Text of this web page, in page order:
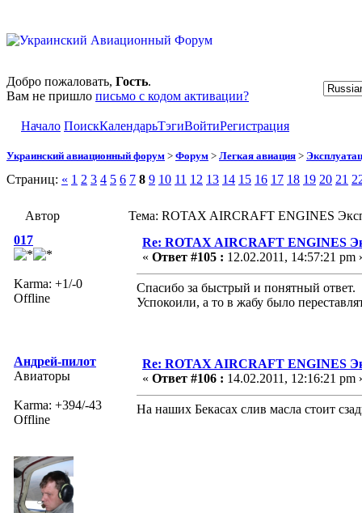
Добро пожаловать, Гость.
Вам не пришло письмо с кодом активации?
Начало ПоискКалендарьТэгиВойтиРегистрация
Украинский авиационный форум > Форум > Легкая авиация >
Страниц: « 1 2 3 4 5 6 7 8 9 10 11 12 13 14 15 16 17 18 19 20 21
Автор
Тема: ROTAX AIRCRAFT ENGINES
017
Karma: +1/-0
Offline
Re: ROTAX AIRCRAFT ENGINES
« Ответ #105 : 12.02.2011, 14:57:21 pm
Спасибо за быстрый и понятный ответ.
Успокоили, а то в жабу было
Андрей-пилот
Авиаторы
Karma: +394/-43
Offline
Re: ROTAX AIRCRAFT ENGINES
« Ответ #106 : 14.02.2011, 12:16:21 pm
На наших Бекасах слив масла стоит